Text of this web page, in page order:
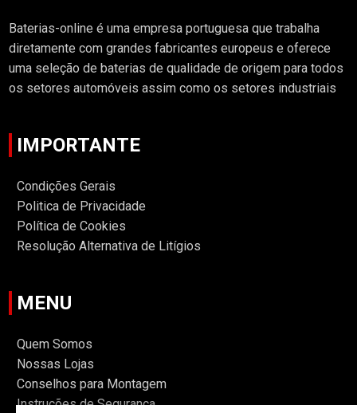
Baterias-online é uma empresa portuguesa que trabalha
diretamente com grandes fabricantes europeus e oferece
uma seleção de baterias de qualidade de origem para todos
os setores automóveis assim como os setores industriais
IMPORTANTE
Condições Gerais
Politica de Privacidade
Política de Cookies
Resolução Alternativa de Litígios
MENU
Quem Somos
Nossas Lojas
Conselhos para Montagem
Instruções de Segurança